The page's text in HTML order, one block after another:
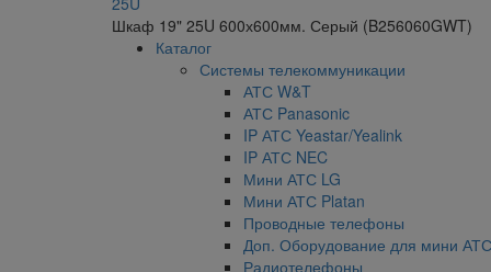
Шкаф 19" 25U 600х600мм. Серый (B256060GWT)
Каталог
Системы телекоммуникации
АТС W&T
АТС Panasonic
IP АТС Yeastar/Yealink
IP АТС NEC
Мини АТС LG
Мини АТС Platan
Проводные телефоны
Доп. Оборудование для мини АТС
Радиотелефоны